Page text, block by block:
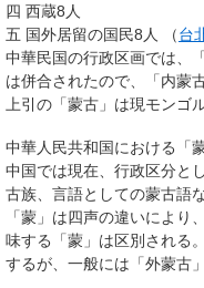
四 西蔵8人
五 国外居留の国民8人 （台
中華民国の行政区画では、
は併合されたので、「内蒙
上引の「蒙古」は現モンゴ
中華人民共和国における「
中国では現在、行政区分と
古族、言語としての蒙古語
「蒙」は四声の違いによ
味する「蒙」は区別される
するが、一般には「外蒙古